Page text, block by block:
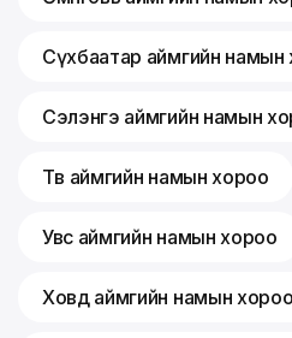
Сүхбаатар аймгийн намын
Сэлэнгэ аймгийн намын
Төв аймгийн намын хороо
Увс аймгийн намын хороо
Ховд аймгийн намын хороо